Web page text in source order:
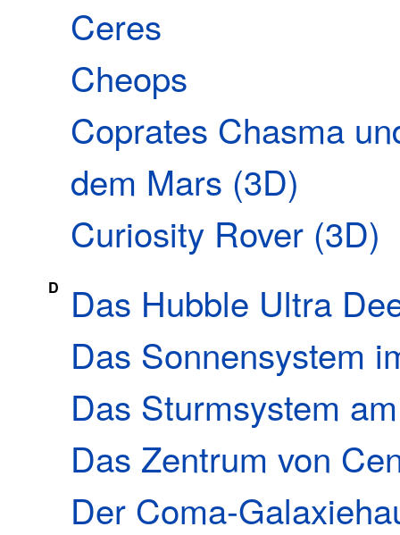
Ceres
Cheops
Coprates Chasma
dem Mars (3D)
Curiosity Rover (3D)
D
Das Hubble Ultra
Das Sonnensystem
Das Sturmsystem
Das Zentrum von
Der Coma-